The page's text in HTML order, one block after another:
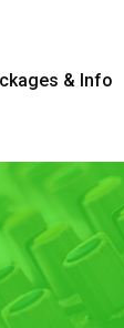
& Info